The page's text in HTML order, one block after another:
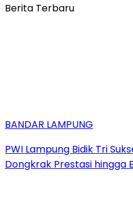
Berita Terbaru
BANDAR LAMPUNG
PWI Lampung Bidik Tri
Dongkrak Prestasi hingga